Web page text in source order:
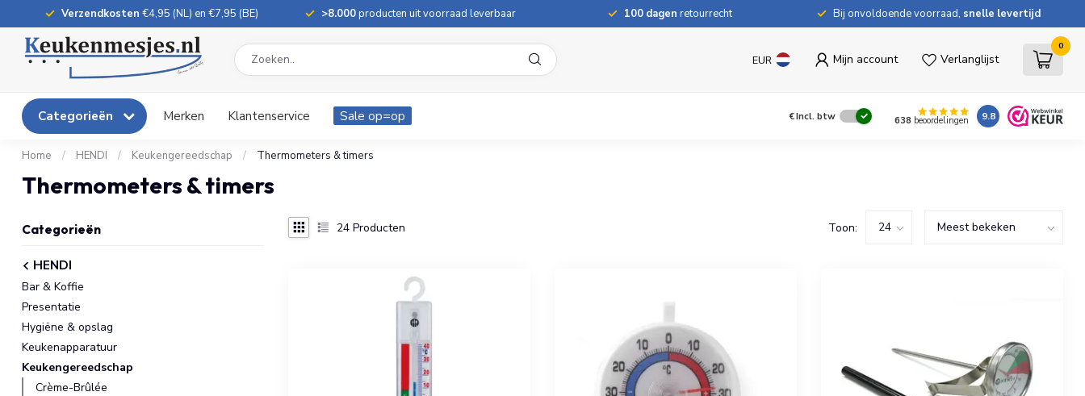
Verzendkosten €4,95 (NL) en €7,95 (BE) >8.000producten uit voorraad leverbaar 100 dagen retourrecht Bij onvoldoende voorraad, snelle levertijd
EUR Mijn account Verlanglijst
0
Categorieën Merken Klantenservice Sale op=op €Incl. btw 638 beoordelingen 9.8
Home / HENDI / Keukengereedschap / Thermometers & timers
Thermometers & timers
Categorieën
HENDI
Bar & Koffie
Presentatie
Hygiëne & opslag
Keukenapparatuur
Keukengereedschap
Crème-Brûlée
24 Producten Toon: